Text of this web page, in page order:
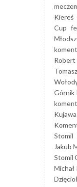
Kiereś
Cup
Robert
Górnik
Kujawa
Stomil
Jakub
Stomil
Dzięcioł